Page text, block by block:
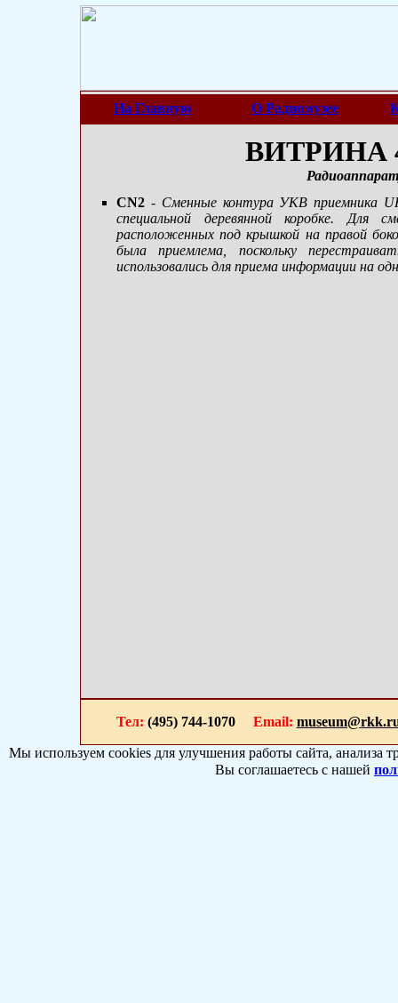
На Главную О Радиомузее
ВИТРИНА
CN2 - Сменные контура УКВ приемника
специальной деревянной коробке.
расположенных под крышкой на правой
была приемлема, поскольку
использовались для приема информации на
Тел: (495) 744-1070 Email:
Мы используем cookies для улучшения работы сайта, анализа
Вы соглашаетесь с нашей